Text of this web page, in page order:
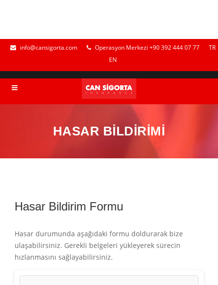
info@cansigorta.com Operasyon Merkezi +90 392 444 07 77
TR
EN
HASAR BİLDİRİMİ
Hasar Bildirim Formu
Hasar durumunda aşağıdaki formu doldurarak bize
ulaşabilirsiniz. Gerekli belgeleri yükleyerek sürecin
hızlanmasını sağlayabilirsiniz.